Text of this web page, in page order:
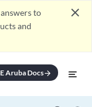
to
and
close
Aruba Docsarrow_forward